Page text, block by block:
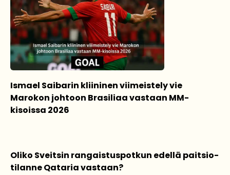
Ismael Saibarin kliininen viimeistely vie
Marokon johtoon Brasiliaa vastaan MM-
kisoissa 2026
Oliko Sveitsin rangaistuspotkun edellä paitsio-
tilanne Qataria vastaan?